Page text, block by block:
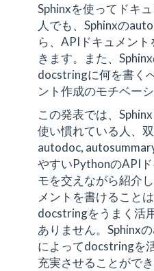
Sphinxを使ってドキ
人でも、Sphinxの
ら、APIドキュメン
きます。また、
docstringに何を書く
ント作成のモチベー
この発表では、
使い慣れている人、
autodoc,
やすいPythonのAPI
モを交えながら紹介
メントを書けること
docstringをうまく活
ありません。Sphinx
によってdocstringを
充実させることがで